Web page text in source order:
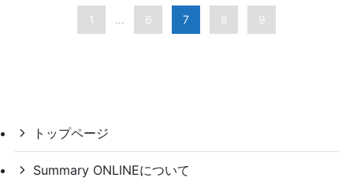
1 ... 6 7 8 9
トップページ
Summary ONLINEについて